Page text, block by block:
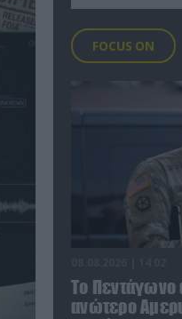
FOCUS ON
Το Πεντάγωνο
ανώτερο